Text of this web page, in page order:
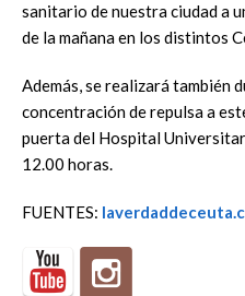
sanitario de nuestra ciudad a
de la mañana en los distintos
Además, se realizará también
concentración de repulsa a
puerta del Hospital
12.00 horas.
FUENTES: